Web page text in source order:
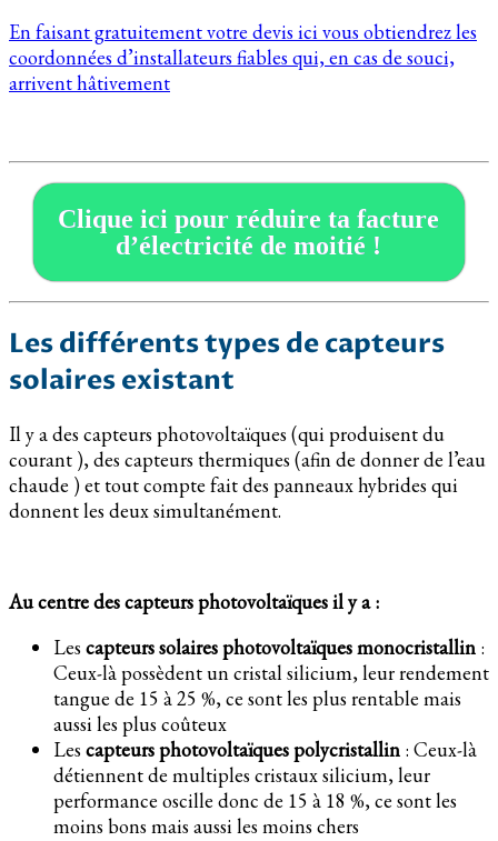
En faisant gratuitement votre devis ici vous obtiendrez les
coordonnées d’installateurs fiables qui, en cas de souci,
arrivent hâtivement
Clique ici pour réduire ta facture
d’électricité de moitié !
Les différents types de capteurs
solaires existant
Il y a des capteurs photovoltaïques (qui produisent du
courant ), des capteurs thermiques (afin de donner de l’eau
chaude ) et tout compte fait des panneaux hybrides qui
donnent les deux simultanément.
Au centre des capteurs photovoltaïques il y a :
Les capteurs solaires photovoltaïques monocristallin :
Ceux-là possèdent un cristal silicium, leur rendement
tangue de 15 à 25 %, ce sont les plus rentable mais
aussi les plus coûteux
Les capteurs photovoltaïques polycristallin : Ceux-là
détiennent de multiples cristaux silicium, leur
performance oscille donc de 15 à 18 %, ce sont les
moins bons mais aussi les moins chers